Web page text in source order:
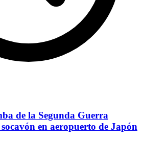
de la Segunda Guerra
en aeropuerto de Japón